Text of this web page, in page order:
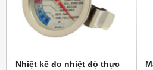
Nhiệt kế đo nhiệt độ thực